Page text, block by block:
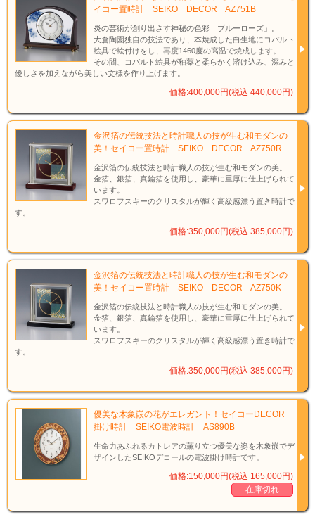
重厚で高級感があるスケルトンデザインの置時計です。
水面のようなグリーンを湛えたガラスのケースの中に、繊細なムーブメントを眺
めるひととき。
時分針、と小秒針（サブセコンド）を動かす歯車や輪列の精緻な美しさが堪能で
きるスケルトンデザイン。
金色に輝く黄銅やアクアブルーの面取りが映える厚板ガラスとあいまって、時を
スポット照明を当てたり、窓際などにコーディネートしていただくと、スケルト
ンの演出がより際立ちます。
たとえばデザインは、正当を貫きながらも非凡であること、
人間が最高の工具になることを、モノづくりの基本に捉える。
そして、時流に翻弄されることなく、
未来に誇れる価値とは何かを問い続けていく。
日本独特の風土の中で、
常に最高水準のクオリティーを極め守り続けるための揺るぎない思想、
それが「デコール基準」です。
枠材に用いる素材の吟味から独自の演出や、
最後の仕上げにいたるまで、すべてにこの思想が貫かれてこそ
持つことの悦びを歳月とともに深め、
いつまでも語り継がれる逸品がここにあります。
●サイズ：１９．９ｃｍ（幅）×２７．８ｃｍ（高）×１５．２ｃｍ（奥行）
●材質：黄銅、マホガニー、ガラス
●カラー：ヘアライン仕上げ（黄銅）、研磨光沢仕上げ（マホガニー）
●ムーブメント：クウォーツ（スケルトンムーブメント）
●メーカー：SEIKO
イコー置時計 SEIKO DECOR AZ751B
炎の芸術が創り出さす神秘の色彩「ブルーローズ」。
大倉陶園独自の技法であり、本焼成した白生地にコバルト
絵具で絵付けをし、再度1460度の高温で焼成します。
その間、コバルト絵具が釉薬と柔らかく溶け込み、深みと
優しさを加えながら美しい文様を作り上げます。
価格:400,000円(税込 440,000円)
金沢箔の伝統技法と時計職人の技が生む和モダンの
美！セイコー置時計 SEIKO DECOR AZ750R
金沢箔の伝統技法と時計職人の技が生む和モダンの美。
金箔、銀箔、真鍮箔を使用し、豪華に重厚に仕上げられて
います。
スワロフスキーのクリスタルが輝く高級感漂う置き時計で
す。
価格:350,000円(税込 385,000円)
金沢箔の伝統技法と時計職人の技が生む和モダンの
美！セイコー置時計 SEIKO DECOR AZ750K
金沢箔の伝統技法と時計職人の技が生む和モダンの美。
金箔、銀箔、真鍮箔を使用し、豪華に重厚に仕上げられて
います。
スワロフスキーのクリスタルが輝く高級感漂う置き時計で
す。
価格:350,000円(税込 385,000円)
優美な木象嵌の花がエレガント！セイコーDECOR
掛け時計 SEIKO電波時計 AS890B
生命力あふれるカトレアの薫り立つ優美な姿を木象嵌でデ
ザインしたSEIKOデコールの電波掛け時計です。
価格:150,000円(税込 165,000円)
在庫切れ